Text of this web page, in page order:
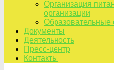
Организация
организации
Образовательные
Документы
Деятельность
Пресс-центр
Контакты